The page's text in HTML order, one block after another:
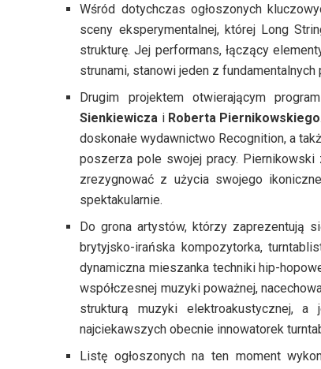
Wśród dotychczas ogłoszonych
sceny eksperymentalnej, której Long
strukturę. Jej performans, łączący
strunami, stanowi jeden z fundamentalnych
Drugim projektem otwierającym
Sienkiewicza i Roberta Piernikowskiego
doskonałe wydawnictwo Recognition, a
poszerza pole swojej pracy. Piernikowski
zrezygnować z użycia swojego
spektakularnie.
Do grona artystów, którzy zaprezentują
brytyjsko-irańska kompozytorka,
dynamiczna mieszanka techniki hip-
współczesnej muzyki poważnej,
strukturą muzyki elektroakustycznej,
najciekawszych obecnie innowatorek
Listę ogłoszonych na ten moment